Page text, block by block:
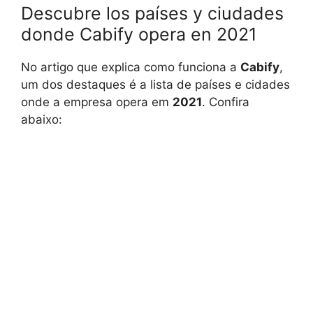
Descubre los países y ciudades
donde Cabify opera en 2021
No artigo que explica como funciona a Cabify,
um dos destaques é a lista de países e cidades
onde a empresa opera em 2021. Confira
abaixo: